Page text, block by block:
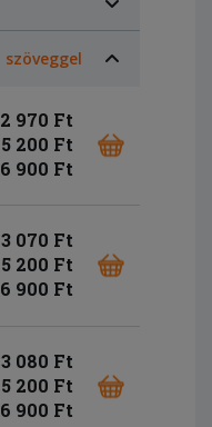
szöveggel
2 970 Ft
5 200 Ft
6 900 Ft
3 070 Ft
5 200 Ft
6 900 Ft
3 080 Ft
5 200 Ft
6 900 Ft